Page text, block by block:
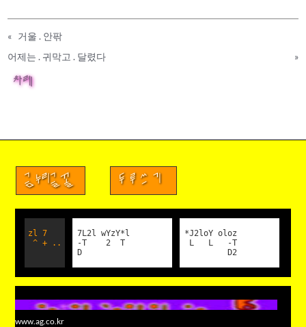
« 거울 . 안팎
어제는 . 귀막고 . 달렸다
»
차례
금누리글꼴 두루쓰기
zl 7
^ + ..
7L2l wYzY*l
-T 2 T
D
*J2loY oloz
L L -T
D2
www.ag.co.kr